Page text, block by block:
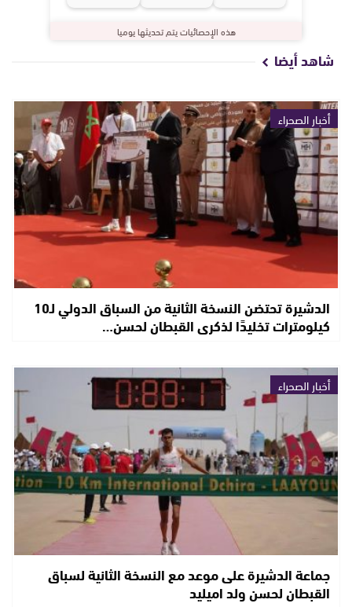
هذه الإحصائيات يتم تحديثها يوميا
شاهد أيضا
أخبار الصحراء
الدشيرة تحتضن النسخة الثانية من السباق الدولي لـ10
كيلومترات تخليدًا لذكرى القبطان لحسن…
أخبار الصحراء
جماعة الدشيرة على موعد مع النسخة الثانية لسباق
القبطان لحسن ولد اميليد